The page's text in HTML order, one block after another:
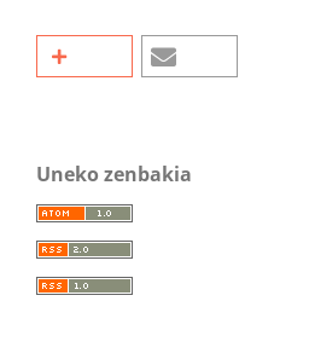
Uneko zenbakia